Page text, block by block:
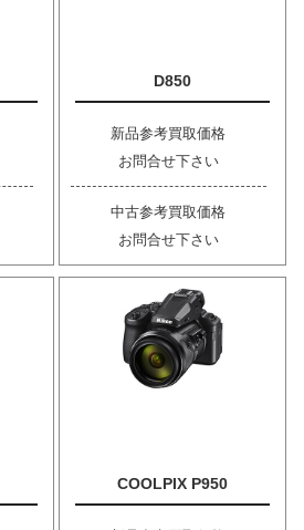
D850
新品参考買取価格
お問合せ下さい
中古参考買取価格
お問合せ下さい
COOLPIX P950